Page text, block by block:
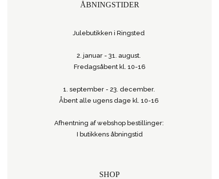
ÅBNINGSTIDER
Julebutikken i Ringsted
2. januar - 31. august.
Fredagsåbent kl. 10-16
1. september - 23. december.
Åbent alle ugens dage kl. 10-16
Afhentning af webshop bestillinger:
I butikkens åbningstid
SHOP